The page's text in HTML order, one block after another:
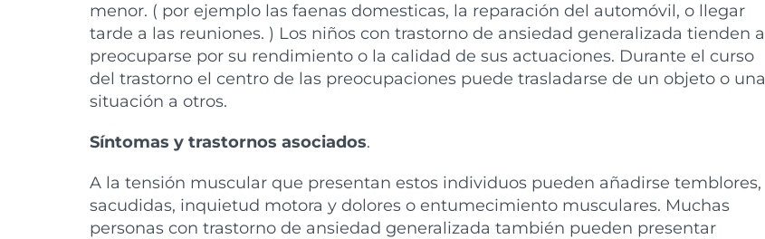
menor. ( por ejemplo las faenas domesticas, la reparación del automóvil, o llegar
tarde a las reuniones. ) Los niños con trastorno de ansiedad generalizada tienden a
preocuparse por su rendimiento o la calidad de sus actuaciones. Durante el curso
del trastorno el centro de las preocupaciones puede trasladarse de un objeto o una
situación a otros.
Síntomas y trastornos asociados.
A la tensión muscular que presentan estos individuos pueden añadirse temblores,
sacudidas, inquietud motora y dolores o entumecimiento musculares. Muchas
personas con trastorno de ansiedad generalizada también pueden presentar